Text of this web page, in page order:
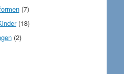
(7)
(18)
(2)